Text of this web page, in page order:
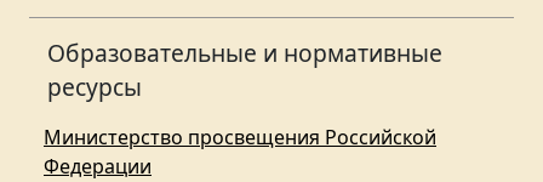
Образовательные и нормативные
ресурсы
Министерство просвещения Российской
Федерации